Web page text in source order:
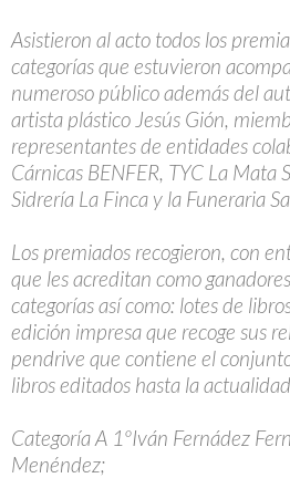
Asistieron al acto todos los
categorías que estuvieron
numeroso público además del
artista plástico Jesús Gión,
representantes de entidades
Cárnicas BENFER, TYC La Mata
Sidrería La Finca y la Funeraria
Los premiados recogieron, con
que les acreditan como
categorías así como: lotes de
edición impresa que recoge sus
pendrive que contiene el
libros editados hasta la
Categoría A 1ºIván Fernádez
Menéndez;